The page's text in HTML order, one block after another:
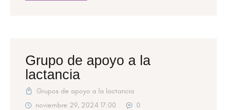
Grupo de apoyo a la
lactancia
Grupos de apoyo a la lactancia
noviembre 29, 2024 17:00
0